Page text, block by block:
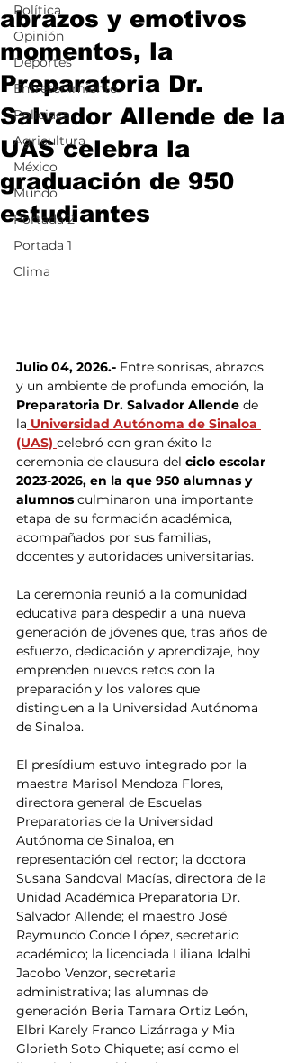
Política
Opinión
Deportes
Entretenimiento
Policiaca
Agricultura
México
Mundo
Portada 2
Portada 1
Clima
abrazos y emotivos
momentos, la
Preparatoria Dr.
Salvador Allende de la
UAS celebra la
graduación de 950
estudiantes
Julio 04, 2026.- Entre sonrisas, abrazos
y un ambiente de profunda emoción, la
Preparatoria Dr. Salvador Allende de
la Universidad Autónoma de Sinaloa
(UAS) celebró con gran éxito la
ceremonia de clausura del ciclo escolar
2023-2026, en la que 950 alumnas y
alumnos culminaron una importante
etapa de su formación académica,
acompañados por sus familias,
docentes y autoridades universitarias.
La ceremonia reunió a la comunidad
educativa para despedir a una nueva
generación de jóvenes que, tras años de
esfuerzo, dedicación y aprendizaje, hoy
emprenden nuevos retos con la
preparación y los valores que
distinguen a la Universidad Autónoma
de Sinaloa.
El presídium estuvo integrado por la
maestra Marisol Mendoza Flores,
directora general de Escuelas
Preparatorias de la Universidad
Autónoma de Sinaloa, en
representación del rector; la doctora
Susana Sandoval Macías, directora de la
Unidad Académica Preparatoria Dr.
Salvador Allende; el maestro José
Raymundo Conde López, secretario
académico; la licenciada Liliana Idalhi
Jacobo Venzor, secretaria
administrativa; las alumnas de
generación Beria Tamara Ortiz León,
Elbri Karely Franco Lizárraga y Mia
Glorieth Soto Chiquete; así como el